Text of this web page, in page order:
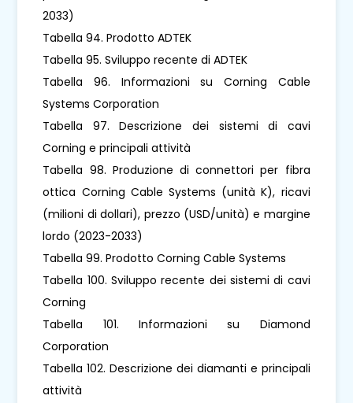
2033)
Tabella 94. Prodotto ADTEK
Tabella 95. Sviluppo recente di ADTEK
Tabella 96. Informazioni su Corning Cable
Systems Corporation
Tabella 97. Descrizione dei sistemi di cavi
Corning e principali attività
Tabella 98. Produzione di connettori per fibra
ottica Corning Cable Systems (unità K), ricavi
(milioni di dollari), prezzo (USD/unità) e margine
lordo (2023-2033)
Tabella 99. Prodotto Corning Cable Systems
Tabella 100. Sviluppo recente dei sistemi di cavi
Corning
Tabella 101. Informazioni su Diamond
Corporation
Tabella 102. Descrizione dei diamanti e principali
attività